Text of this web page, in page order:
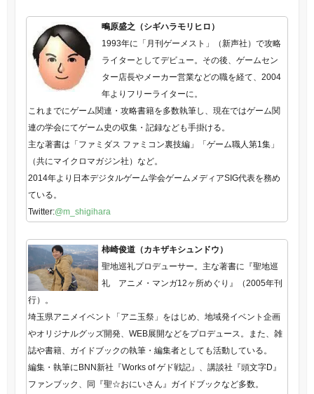
鴫原盛之（シギハラモリヒロ）
1993年に「月刊ゲーメスト」（新声社）で攻略
ライターとしてデビュー。その後、ゲームセン
ター店長やメーカー営業などの職を経て、2004
年よりフリーライターに。
これまでにゲーム関連・攻略書籍を多数執筆し、現在ではゲーム関
連の学会にてゲーム史の収集・記録なども手掛ける。
主な著書は「ファミダス ファミコン裏技編」「ゲーム職人第1集」
（共にマイクロマガジン社）など。
2014年より日本デジタルゲーム学会ゲームメディアSIG代表を務め
ている。
Twitter:@m_shigihara
柿崎俊道（カキザキシュンドウ）
聖地巡礼プロデューサー。主な著書に『聖地巡
礼 アニメ・マンガ12ヶ所めぐり』（2005年刊
行）。
埼玉県アニメイベント「アニ玉祭」をはじめ、地域発イベント企画
やオリジナルグッズ開発、WEB展開などをプロデュース。また、雑
誌や書籍、ガイドブックの執筆・編集者としても活動している。
編集・執筆にBNN新社『Works of ゲド戦記』、講談社『頭文字D』
ファンブック、同『聖☆おにいさん』ガイドブックなど多数。